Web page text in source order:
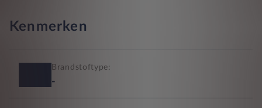
Kenmerken
Brandstoftype:
-